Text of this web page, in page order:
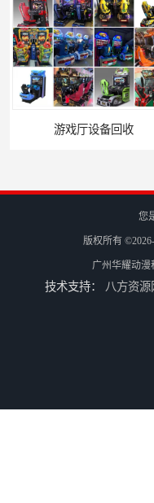
游戏厅设备回收
您
版权所有
广州华耀动漫
技术支持： 八方资源